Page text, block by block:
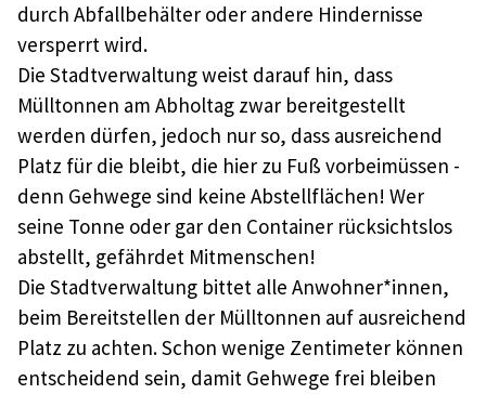
durch Abfallbehälter oder andere Hindernisse
versperrt wird.
Die Stadtverwaltung weist darauf hin, dass
Mülltonnen am Abholtag zwar bereitgestellt
werden dürfen, jedoch nur so, dass ausreichend
Platz für die bleibt, die hier zu Fuß vorbeimüssen -
denn Gehwege sind keine Abstellflächen! Wer
seine Tonne oder gar den Container rücksichtslos
abstellt, gefährdet Mitmenschen!
Die Stadtverwaltung bittet alle Anwohner*innen,
beim Bereitstellen der Mülltonnen auf ausreichend
Platz zu achten. Schon wenige Zentimeter können
entscheidend sein, damit Gehwege frei bleiben